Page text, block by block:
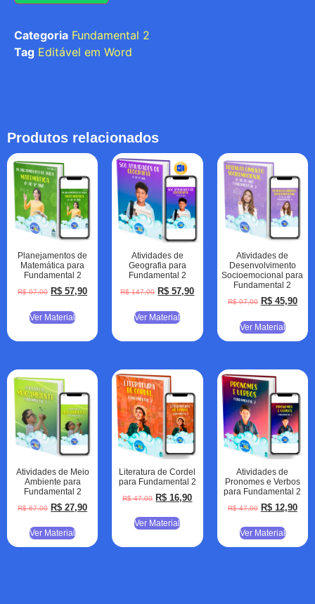
Categoria Fundamental 2
Tag Editável em Word
Produtos relacionados
Planejamentos de
Matemática para
Fundamental 2
R$97,00 R$ 57,90
Ver Material
Atividades de
Geografia para
Fundamental 2
R$147,00 R$ 57,90
Ver Material
Atividades de
Desenvolvimento
Socioemocional para
Fundamental 2
R$97,00 R$45,90
Ver Material
Atividades de Meio
Ambiente para
Fundamental 2
R$67,00 R$ 27,90
Ver Material
Literatura de Cordel
para Fundamental 2
R$47,00 R$ 16,90
Ver Material
Atividades de
Pronomes e Verbos
para Fundamental 2
R$47,00 R$12,90
Ver Material